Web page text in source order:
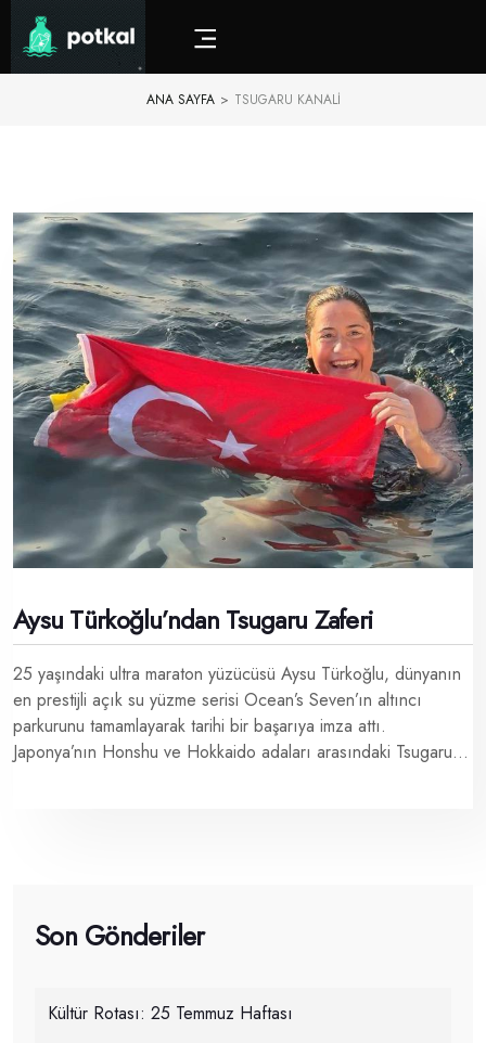
ANA SAYFA > TSUGARU KANALI
Aysu Türkoğlu’ndan Tsugaru Zaferi
25 yaşındaki ultra maraton yüzücüsü Aysu Türkoğlu, dünyanın
en prestijli açık su yüzme serisi Ocean’s Seven’ın altıncı
parkurunu tamamlayarak tarihi bir başarıya imza attı.
Japonya’nın Honshu ve Hokkaido adaları arasındaki Tsugaru...
Son Gönderiler
Kültür Rotası: 25 Temmuz Haftası